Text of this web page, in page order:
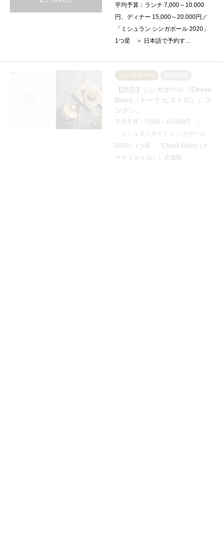
平均予算：ランチ 7,000～10.000
円、ディナー 15,000～20.000円／
「ミシュラン シンガポール 2020」
1つ星 ＞ 日本語で予約す…
シンガポール
【閉店】シンガポール『Cheek
Bistro（チーク ビストロ）』コ
ンテン…
平均予算：7,000～10,000円 ／
「ミシュランガイド シンガポール
2019」1つ星 『Cheek Bistro（チ
ーク ビストロ）』店舗情…